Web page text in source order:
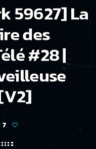
59627] La
des
#28 |
7